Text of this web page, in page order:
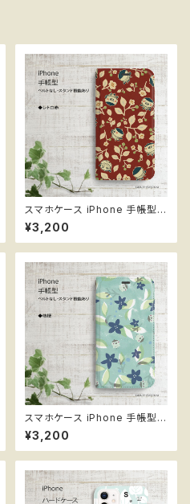
スマホケース iPhone 手帳型
＊レトロ赤 ベルトなし スタンド
機能
¥3,200
スマホケース iPhone 手帳型
＊桔梗 ベルトなし スタンド機能
¥3,200